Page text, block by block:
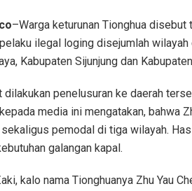
–Warga keturunan Tionghua
ilegal loging disejumlah wilayah
Kabupaten Sijunjung dan
dilakukan penelusuran ke daerah
media ini mengatakan, bahwa
pemodal di tiga wilayah.
galangan kapal.
kalo nama Tionghuanya Zhu Yau